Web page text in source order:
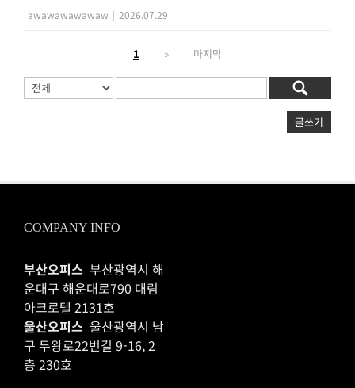
awawawawawaw | 2026.07.29
1 » 마지막
글쓰기
COMPANY INFO
부산오피스 부산광역시 해
운대구 해운대로790 대림
아크로텔 2131호
울산오피스 울산광역시 남
구 두왕로22번길 9-16, 2
층 230호